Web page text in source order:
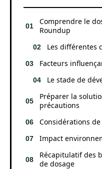
Comprendre le
Roundup
Les différentes
Facteurs
Le stade de
Préparer la
précautions
Considérations
Impact
Récapitulatif des
de dosage